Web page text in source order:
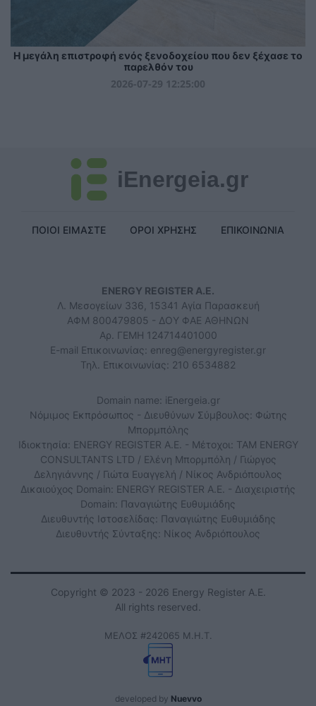
Η μεγάλη επιστροφή ενός ξενοδοχείου που δεν ξέχασε το
παρελθόν του
2026-07-29 12:25:00
iEnergeia.gr
ΠΟΙΟΙ ΕΙΜΑΣΤΕ ΟΡΟΙ ΧΡΗΣΗΣ ΕΠΙΚΟΙΝΩΝΙΑ
ENERGY REGISTER Α.Ε.
Λ. Μεσογείων 336, 15341 Αγία Παρασκευή
ΑΦΜ 800479805 - ΔΟΥ ΦΑΕ ΑΘΗΝΩΝ
Αρ. ΓΕΜΗ 124714401000
E-mail Επικοινωνίας: enreg@energyregister.gr
Τηλ. Επικοινωνίας: 210 6534882
Domain name: iEnergeia.gr
Νόμιμος Εκπρόσωπος - Διευθύνων Σύμβουλος: Φώτης
Μπορμπόλης
Ιδιοκτησία: ENERGY REGISTER Α.Ε. - Μέτοχοι: TAM ENERGY
CONSULTANTS LTD / Ελένη Μπορμπόλη / Γιώργος
Δεληγιάννης / Γιώτα Ευαγγελή / Νίκος Ανδριόπουλος
Δικαιούχος Domain: ENERGY REGISTER Α.Ε. - Διαχειριστής
Domain: Παναγιώτης Ευθυμιάδης
Διευθυντής Ιστοσελίδας: Παναγιώτης Ευθυμιάδης
Διευθυντής Σύνταξης: Νίκος Ανδριόπουλος
Copyright © 2023 - 2026 Energy Register Α.Ε.
All rights reserved.
ΜΕΛΟΣ #242065 Μ.Η.Τ.
developed by Nuevvo